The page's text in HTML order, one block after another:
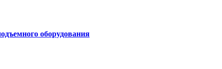
оборудования